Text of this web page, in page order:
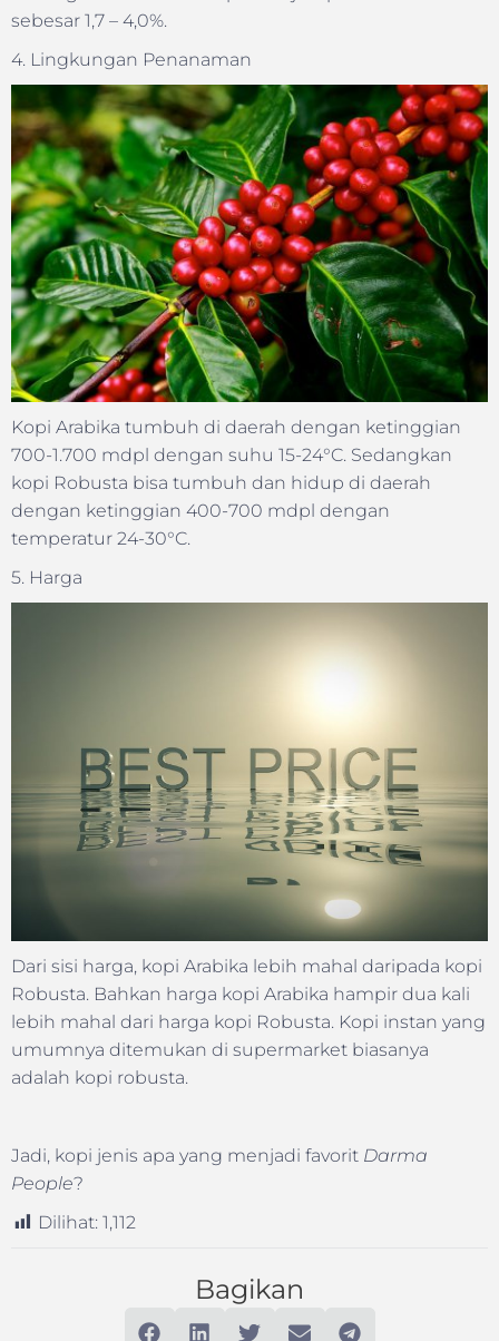
sebesar 1,7 – 4,0%.
4. Lingkungan Penanaman
Kopi Arabika tumbuh di daerah dengan ketinggian
700-1.700 mdpl dengan suhu 15-24°C. Sedangkan
kopi Robusta bisa tumbuh dan hidup di daerah
dengan ketinggian 400-700 mdpl dengan
temperatur 24-30°C.
5. Harga
Dari sisi harga, kopi Arabika lebih mahal daripada kopi
Robusta. Bahkan harga kopi Arabika hampir dua kali
lebih mahal dari harga kopi Robusta. Kopi instan yang
umumnya ditemukan di supermarket biasanya
adalah kopi robusta.
Jadi, kopi jenis apa yang menjadi favorit Darma
People?
Dilihat: 1,112
Bagikan